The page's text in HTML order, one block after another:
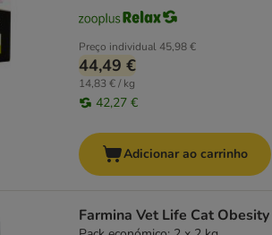
Preço individual45,98 €
44,49 €
14,83 € / kg
42,27 €
Adicionar ao carrinho
Farmina Vet Life Cat Obesity